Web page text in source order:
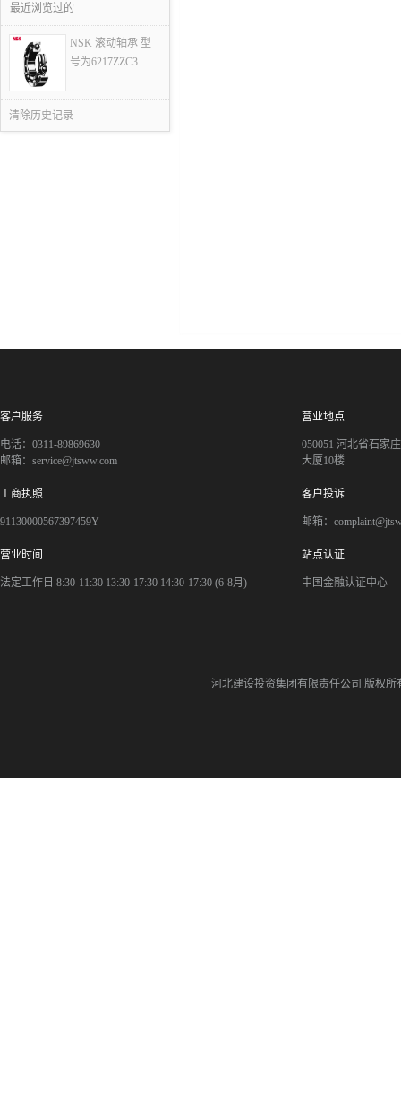
最近浏览过的
NSK 滚动轴承 型
号为6217ZZC3
清除历史记录
客户服务
电话：0311-89869630
邮箱：service@jtsww.com
营业地点
050051 河北省石家
大厦10楼
工商执照
91130000567397459Y
客户投诉
邮箱：
营业时间
法定工作日 8:30-11:30 13:30-17:30 14:30-17:30 (6-8月)
站点认证
中国金融认证中心
河北建设投资集团有限责任公司 版权所